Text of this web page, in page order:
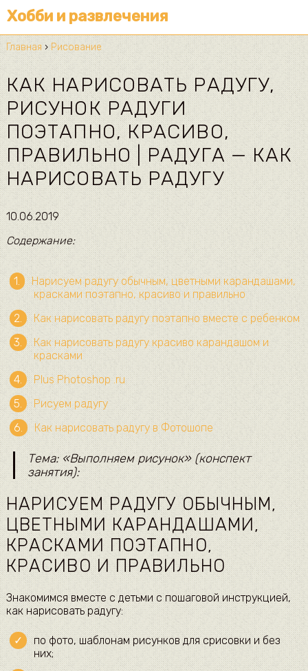
Хобби и развлечения
Главная ›Рисование
КАК НАРИСОВАТЬ РАДУГУ,
РИСУНОК РАДУГИ
ПОЭТАПНО, КРАСИВО,
ПРАВИЛЬНО | РАДУГА — КАК
НАРИСОВАТЬ РАДУГУ
10.06.2019
Содержание:
Нарисуем радугу обычным, цветными карандашами,
красками поэтапно, красиво и правильно
Как нарисовать радугу поэтапно вместе с ребенком
Как нарисовать радугу красиво карандашом и
красками
Plus Photoshop .ru
Рисуем радугу
Как нарисовать радугу в Фотошопе
Тема: «Выполняем рисунок» (конспект
занятия):
НАРИСУЕМ РАДУГУ ОБЫЧНЫМ,
ЦВЕТНЫМИ КАРАНДАШАМИ,
КРАСКАМИ ПОЭТАПНО,
КРАСИВО И ПРАВИЛЬНО
Знакомимся вместе с детьми с пошаговой инструкцией,
как нарисовать радугу:
по фото, шаблонам рисунков для срисовки и без
них;